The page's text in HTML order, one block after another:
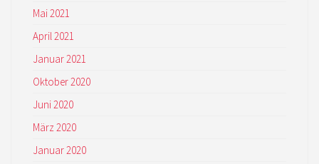
Mai 2021
April 2021
Januar 2021
Oktober 2020
Juni 2020
März 2020
Januar 2020